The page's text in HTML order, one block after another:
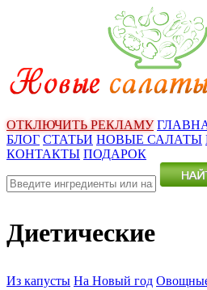
ОТКЛЮЧИТЬ РЕКЛАМУ
БЛОГ СТАТЬИ НОВЫЕ САЛАТЫ
КОНТАКТЫ ПОДАРОК
Диетические
Из капусты На Новый год